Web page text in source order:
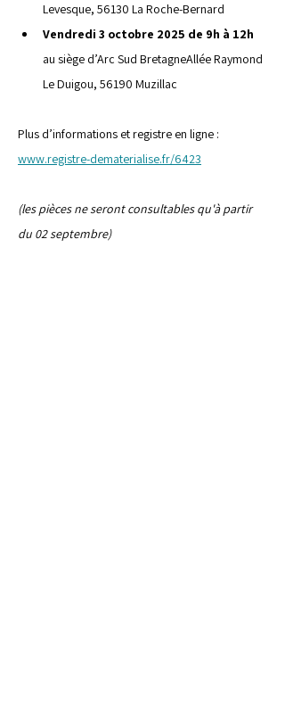
Levesque, 56130 La Roche-Bernard
Vendredi 3 octobre 2025 de 9h à 12h
au siège d’Arc Sud BretagneAllée Raymond
Le Duigou, 56190 Muzillac
Plus d’informations et registre en ligne :
www.registre-dematerialise.fr/6423
(les pièces ne seront consultables qu'à partir
du 02 septembre)